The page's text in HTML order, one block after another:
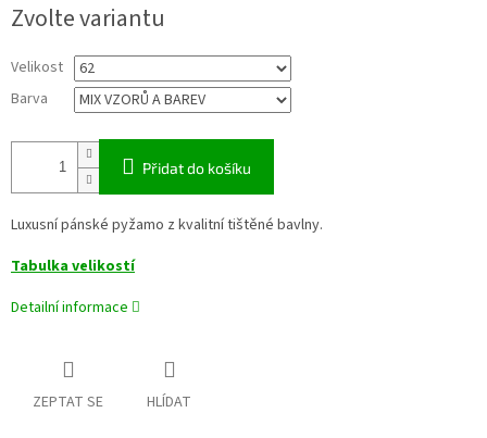
cena:
Zvolte variantu
Velikost
Barva
Přidat do košíku
Luxusní pánské pyžamo z kvalitní tištěné bavlny.
Tabulka velikostí
Detailní informace
ZEPTAT SE HLÍDAT